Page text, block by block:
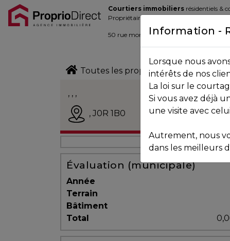
Blogue
COURTIERS
Courtiers immobiliers résidentiels &
Propriétaires de la place d’affaire
50 rue morin,Sainte-Adèle, Québec
Toutes les propriétés
Vendu
, , ,
, J0R 1B0
Évaluation (municipale)
Année
Terrain
Bâtiment
Total
Information -
Lorsque nous
intérêts de nos
La loi sur le
Si vous avez déjà
une visite avec
Autrement, nous
dans les meilleurs